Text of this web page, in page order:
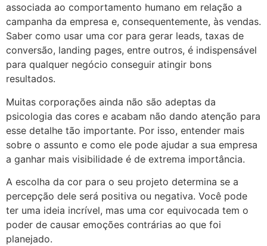
associada ao comportamento humano em relação a
campanha da empresa e, consequentemente, às vendas.
Saber como usar uma cor para gerar leads, taxas de
conversão, landing pages, entre outros, é indispensável
para qualquer negócio conseguir atingir bons
resultados.
Muitas corporações ainda não são adeptas da
psicologia das cores e acabam não dando atenção para
esse detalhe tão importante. Por isso, entender mais
sobre o assunto e como ele pode ajudar a sua empresa
a ganhar mais visibilidade é de extrema importância.
A escolha da cor para o seu projeto determina se a
percepção dele será positiva ou negativa. Você pode
ter uma ideia incrível, mas uma cor equivocada tem o
poder de causar emoções contrárias ao que foi
planejado.